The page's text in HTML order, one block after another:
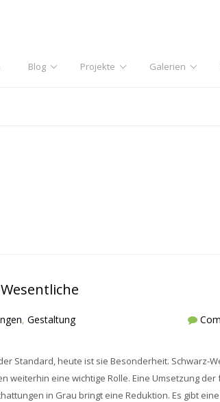
Blog Projekte Galerien
, Gestaltung
Standard, heute ist sie Besonderheit. Schwarz-
weiterhin eine wichtige Rolle. Eine Umsetzung der
in Grau bringt eine Reduktion. Es gibt